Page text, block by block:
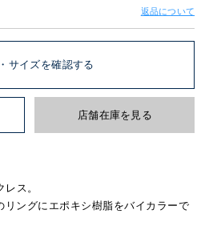
返品について
サイズを確認する
店舗在庫を見る
ス。
リングにエポキシ樹脂をバイカラーで